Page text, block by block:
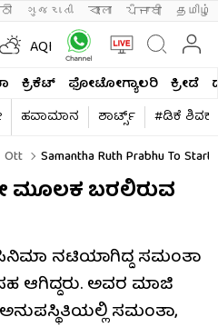
ગુજરાતી বাংলা ਪੰਜਾਬੀ தமிழ்
AQI
ಕ್ರಿಕೆಟ್​ ಫೋಟೋಗ್ಯಾಲರಿ ಕ್ರೀಡೆ
ಹವಾಮಾನ ಶಾರ್ಟ್ಸ್​
#ಡಿಕೆ
Ott Samantha Ruth Prabhu To
ಮೂಲಕ ಬರಲಿರುವ
ಸಿನಿಮಾ ನಟಿಯಾಗಿದ್ದ ಸಮಂತಾ
ಆಗಿದ್ದರು. ಅವರ ಮಾಜಿ
ಸಮಂತಾ,